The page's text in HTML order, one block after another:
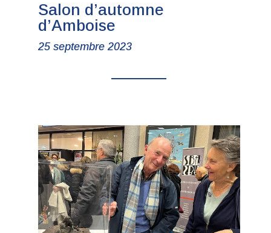
Salon d’automne
d’Amboise
25 septembre 2023